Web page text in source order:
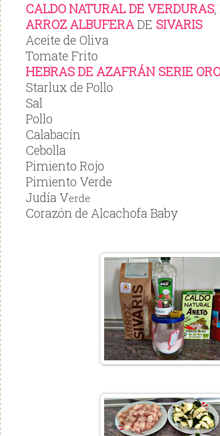
CALDO NATURAL DE VERDURAS
ARROZ ALBUFERADE SIVARIS
Aceite de Oliva
Tomate Frito
HEBRAS DE AZAFRÁN SERIE
Starlux de Pollo
Sal
Pollo
Calabacín
Cebolla
Pimiento Rojo
Pimiento Verde
Judía Verde
Corazón de Alcachofa Baby